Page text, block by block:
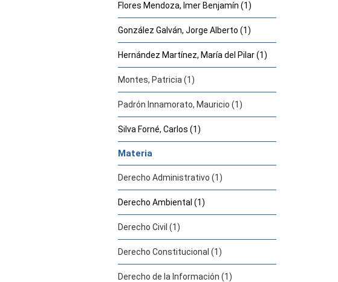
Flores Mendoza, Imer Benjamín (1)
González Galván, Jorge Alberto (1)
Hernández Martínez, María del Pilar (1)
Montes, Patricia (1)
Padrón Innamorato, Mauricio (1)
Silva Forné, Carlos (1)
Materia
Derecho Administrativo (1)
Derecho Ambiental (1)
Derecho Civil (1)
Derecho Constitucional (1)
Derecho de la Información (1)